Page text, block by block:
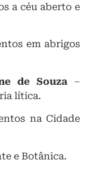
a céu aberto e
em abrigos
de Souza –
lítica.
na Cidade
e Botânica.